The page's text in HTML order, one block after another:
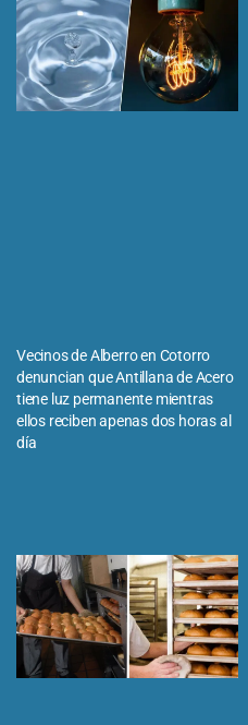
Vecinos de Alberro en Cotorro
denuncian que Antillana de Acero
tiene luz permanente mientras
ellos reciben apenas dos horas al
día